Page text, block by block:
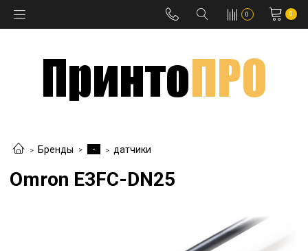
0 0
Бренды - датчики
Omron E3FC-DN25